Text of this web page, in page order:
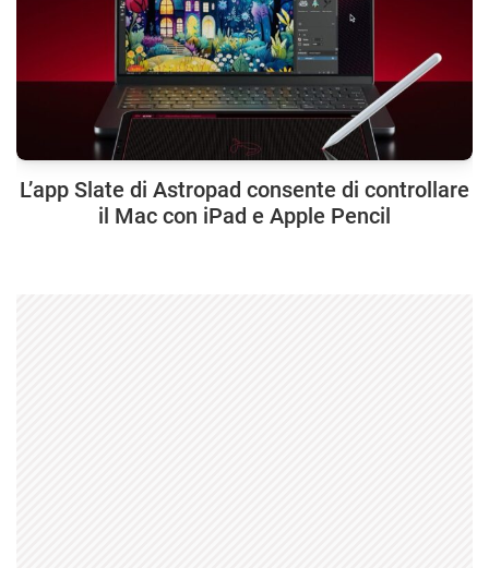
L’app Slate di Astropad consente di controllare
il Mac con iPad e Apple Pencil